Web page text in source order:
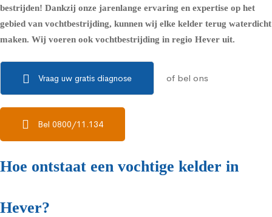
bestrijden! Dankzij onze jarenlange ervaring en expertise op het
gebied van vochtbestrijding, kunnen wij elke kelder terug waterdicht
maken. Wij voeren ook vochtbestrijding in regio Hever uit.
Vraag uw gratis diagnose of bel ons
Bel 0800/11.134
Hoe ontstaat een vochtige kelder in
Hever?